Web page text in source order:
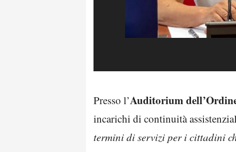
Presso l’Auditorium
incarichi di continuità
termini di servizi per i cittadini